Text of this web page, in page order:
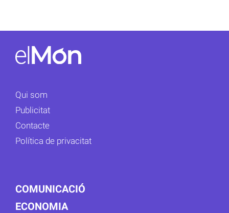
Qui som
Publicitat
Contacte
Política de privacitat
COMUNICACIÓ
ECONOMIA